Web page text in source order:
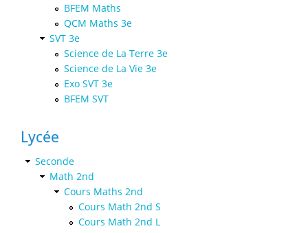
BFEM Maths
QCM Maths 3e
SVT 3e
Science de La Terre 3e
Science de La Vie 3e
Exo SVT 3e
BFEM SVT
Lycée
Seconde
Math 2nd
Cours Maths 2nd
Cours Math 2nd S
Cours Math 2nd L